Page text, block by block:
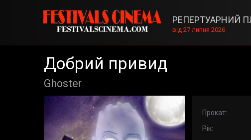
РЕПЕРТУАРНИЙ
від 27 липня 2026
Добрий привид
Ghoster
Прокат:
Рік: